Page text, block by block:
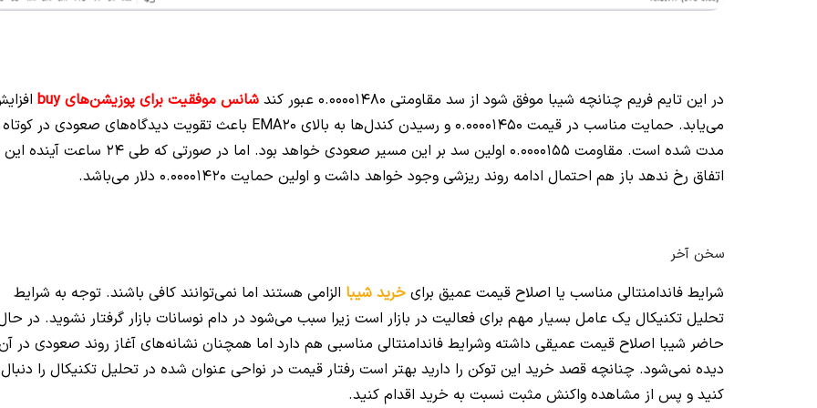
در این تایم فریم چنانچه شیبا موفق شود از سد مقاومتی 0.00001480 عبور کند شانس موفقیت برای پوزیشن‌های buy
می‌یابد. حمایت مناسب در قیمت 0.00001450 و رسیدن کندل‌ها به بالای EMA20 باعث تقویت دیدگاه‌های صعودی در کوتاه
مدت شده است. مقاومت 0.0000155 اولین سد بر این مسیر صعودی خواهد بود. اما در صورتی که طی 24 ساعت آینده این
اتفاق رخ ندهد باز هم احتمال ادامه روند ریزشی وجود خواهد داشت و اولین حمایت 0.00001420 دلار می‌باشد.
سخن آخر
شرایط فاندامنتالی مناسب یا اصلاح قیمت عمیق برای خرید شیبا الزامی هستند اما نمی‌توانند کافی باشند. توجه به شرایط
تحلیل تکنیکال یک عامل بسیار مهم برای فعالیت در بازار است زیرا سبب می‌شود در دام نوسانات بازار گرفتار نشوید. در
حاضر شیبا اصلاح قیمت عمیقی داشته وشرایط فاندامنتالی مناسبی هم دارد اما همچنان نشانه‌های آغاز روند صعودی در
دیده نمی‌شود. چنانچه قصد خرید این توکن را دارید بهتر است رفتار قیمت در نواحی عنوان شده در تحلیل تکنیکال را دنبال
کنید و پس از مشاهده واکنش مثبت نسبت به خرید اقدام کنید.